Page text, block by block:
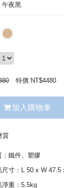
午夜黑
特價 NT$4480
加入購物車
質
：鐵件、塑膠
尺寸：L 50 x W 47.5
淨重：5.5kg